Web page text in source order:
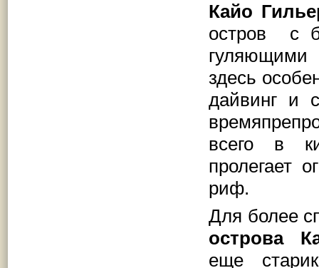
Кайо
остров с
гуляющими
здесь
дайвинг и
всего в
пролегает
риф.
Для более
острова
еще